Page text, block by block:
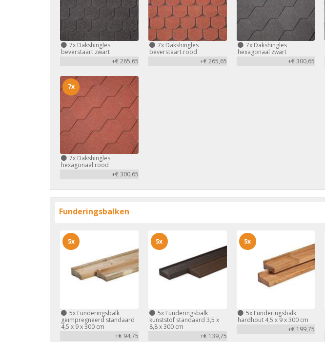
7x Dakshingles
beverstaart zwart
+€ 265,65
7xDakshingles
beverstaart rood
+€ 265,65
7xDakshingles
hexagonaal zwart
+€ 300,65
7x Dakshingles
hexagonaal rood
+€ 300,65
7x
Funderingsbalken
5x Funderingsbalk
geïmpregneerd standaard
4,5 x 9 x 300 cm
+€ 94,75
5x
5xFunderingsbalk
kunststof standaard 3,5 x
8,8 x 300 cm
+€ 139,75
5x
5xFunderingsbalk
hardhout 4,5 x 9 x 300 cm
+€ 199,75
5x